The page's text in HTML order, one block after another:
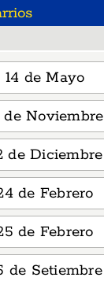
14 de Mayo
de Noviembre
de Diciembre
de Febrero
de Febrero
de Setiembre